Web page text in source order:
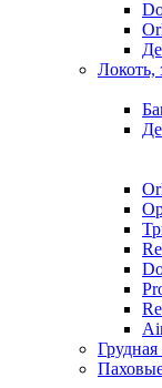
Локоть,
Грудная